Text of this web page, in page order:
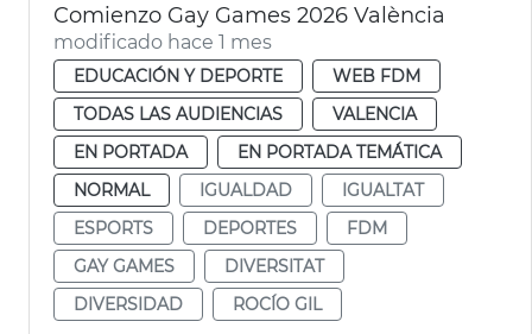
Comienzo Gay Games 2026 València
modificado hace 1 mes
EDUCACIÓN Y DEPORTE
WEB FDM
TODAS LAS AUDIENCIAS
VALENCIA
EN PORTADA
EN PORTADA TEMÁTICA
NORMAL
IGUALDAD
IGUALTAT
ESPORTS
DEPORTES
FDM
GAY GAMES
DIVERSITAT
DIVERSIDAD
ROCÍO GIL